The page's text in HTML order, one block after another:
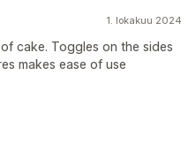
1. lokakuu 2024
cake. Toggles on the sides
makes ease of use